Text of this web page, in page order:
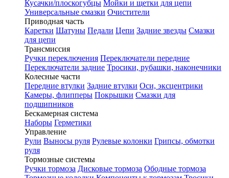
Кусачки/плоскогубцы Мойки и щетки для цепи
Универсальные смазки Очистители
Приводная часть
Каретки Шатуны Педали Цепи Задние звезды Смазки
для цепи
Трансмиссия
Ручки переключения Переключатели передние
Переключатели задние Тросики, рубашки, наконечники
Колесные части
Передние втулки Задние втулки Оси, эксцентрики
Камеры, флипперы Покрышки Смазки для
подшипников
Бескамерная система
Наборы Герметики
Управление
Рули Выносы руля Рулевые колонки Грипсы, обмотки
руля
Тормозные системы
Ручки тормоза Дисковые тормоза Ободные тормоза